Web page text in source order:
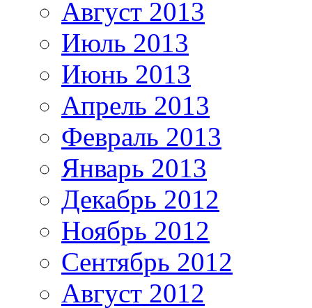
Август 2013
Июль 2013
Июнь 2013
Апрель 2013
Февраль 2013
Январь 2013
Декабрь 2012
Ноябрь 2012
Сентябрь 2012
Август 2012